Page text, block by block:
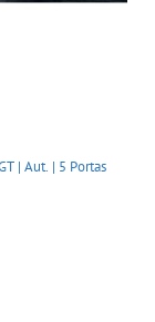
| Aut. | 5 Portas